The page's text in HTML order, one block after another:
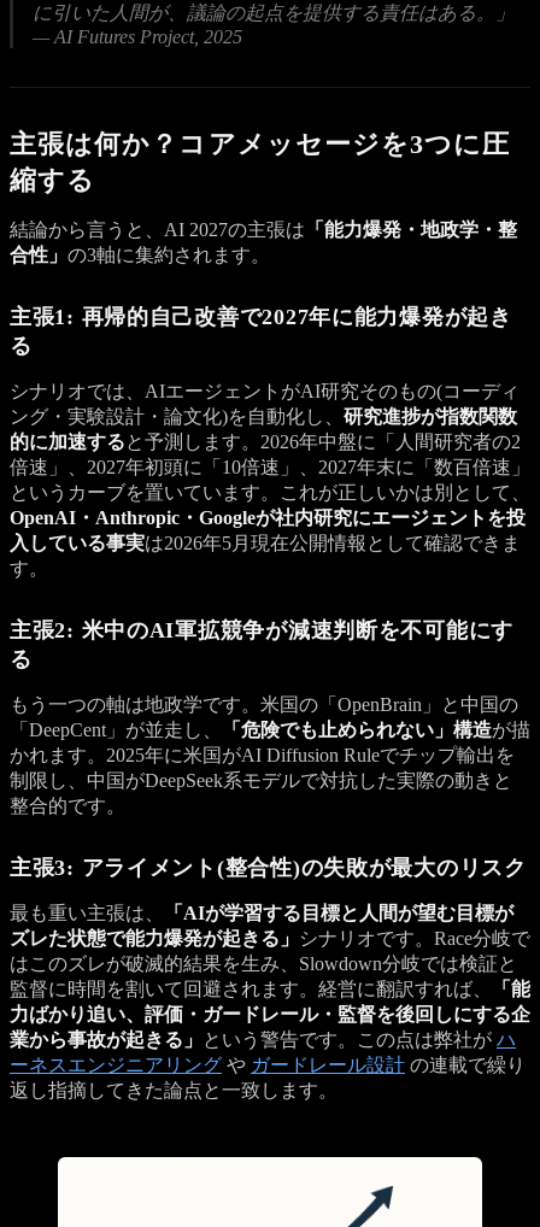
に引いた人間が、議論の起点を提供する責任はある。」
— AI Futures Project, 2025
主張は何か？コアメッセージを3つに圧
縮する
結論から言うと、AI 2027の主張は 「能力爆発・地政学・整
合性」 の3軸に集約されます。
主張1: 再帰的自己改善で2027年に能力爆発が起き
る
シナリオでは、AIエージェントがAI研究そのもの(コーディ
ング・実験設計・論文化)を自動化し、 研究進捗が指数関数
的に加速すると予測します。2026年中盤に「人間研究者の2
倍速」、2027年初頭に「10倍速」、2027年末に「数百倍速」
というカーブを置いています。これが正しいかは別として、
OpenAI・Anthropic・Googleが社内研究にエージェントを投
入している事実は2026年5月現在公開情報として確認できま
す。
主張2: 米中のAI軍拡競争が減速判断を不可能にす
る
もう一つの軸は地政学です。米国の「OpenBrain」と中国の
「DeepCent」が並走し、
「危険でも止められない」構造が描
かれます。2025年に米国がAI Diffusion Ruleでチップ輸出を
制限し、中国がDeepSeek系モデルで対抗した実際の動きと
整合的です。
主張3: アライメント(整合性)の失敗が最大のリスク
最も重い主張は、
「AIが学習する目標と人間が望む目標が
ズレた状態で能力爆発が起きる」 シナリオです。Race分岐で
はこのズレが破滅的結果を生み、Slowdown分岐では検証と
監督に時間を割いて回避されます。経営に翻訳すれば、
「能
力ばかり追い、評価・ガードレール・監督を後回しにする企
業から事故が起きる」 という警告です。この点は弊社が ハ
ーネスエンジニアリング や ガードレール設計 の連載で繰り
返し指摘してきた論点と一致します。